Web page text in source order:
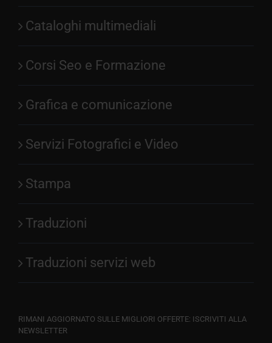
Cataloghi multimediali
Corsi Seo e Formazione
Grafica e comunicazione
Servizi Fotografici e Video
Stampa
Traduzioni
Traduzioni servizi web
RIMANI AGGIORNATO SULLE MIGLIORI OFFERTE: ISCRIVITI ALLA
NEWSLETTER